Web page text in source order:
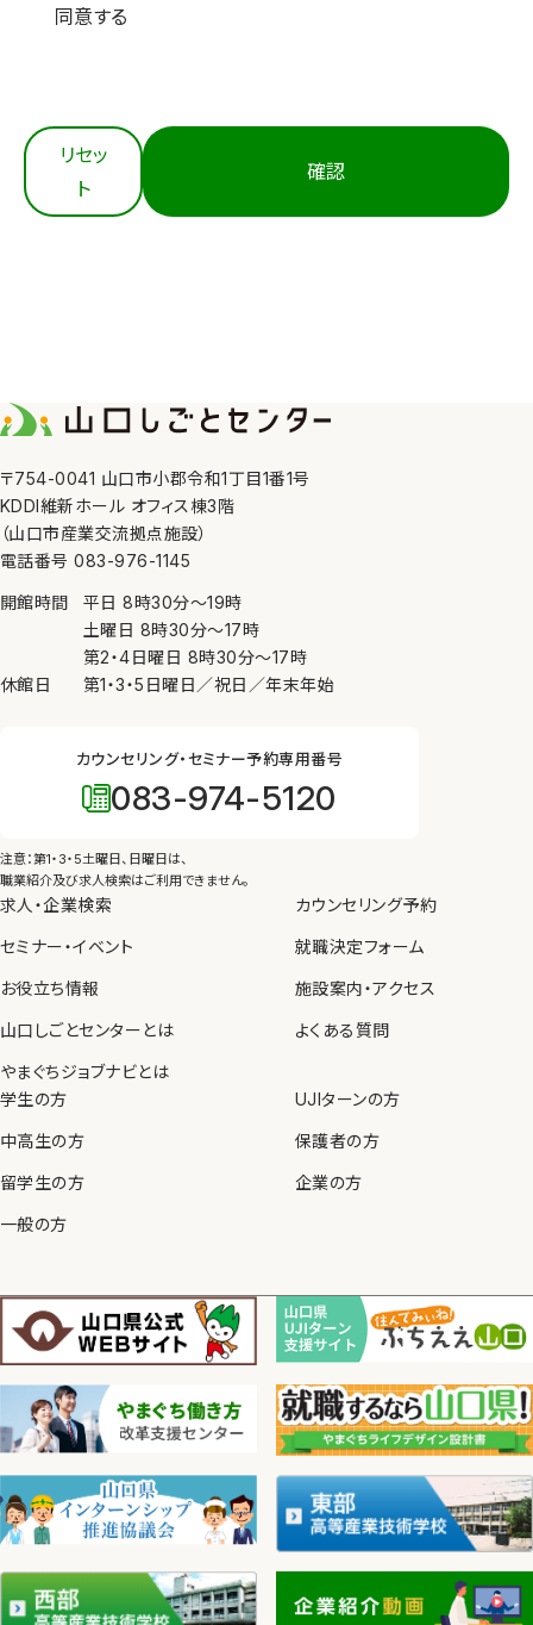
3. 適切な取得
4. 内容の正確性の確保
当センターは、利用目的の達成に必要な範囲におい
て、個人情報を正確かつ最新の内容に保つよう努めま
す。
6. 第三者への提供
当センターは、①利用者本人の同意がある場合、②法
令の定める場合、③人の生命、身体又は財産の保護の
の健全な育成の推進のために特に必要がある場合
（③、④については本人の同意を得ることが困難であ
るとき）を除き、個人情報を第三者に提供しません。
当センターは、個人情報の保護を図るため、内部規則
を制定し、職員に遵守させるとともに、教育、啓発を実
8. 苦情の申し出・問い合わせ先
当センターが管理している個人情報の取り扱いについ
て苦情や問い合わせがあった場合、個人情報保護法
等の法令にしたがって、適切かつ迅速に対応します。
同意する
リセッ
ト
確認
〒754-0041 山口市小郡令和1丁目1番1号
KDDI維新ホール オフィス棟3階
（山口市産業交流拠点施設）
電話番号 083-976-1145
開館時間 平日8時30分〜19時
土曜日 8時30分〜17時
第2・4日曜日 8時30分〜17時
休館日
第1・3・5日曜日／祝日／年末年始
カウンセリング・セミナー予約専用番号
083-974-5120
注意：第1・3・5土曜日、日曜日は、
職業紹介及び求人検索はご利用できません。
求人・企業検索
セミナー・イベント
お役立ち情報
山口しごとセンターとは
やまぐちジョブナビとは
カウンセリング予約
就職決定フォーム
施設案内・アクセス
よくある質問
学生の方
中高生の方
留学生の方
一般の方
UJIターンの方
保護者の方
企業の方